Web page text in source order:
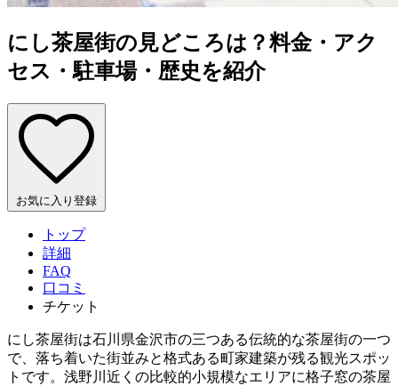
にし茶屋街の見どころは？料金・アク
セス・駐車場・歴史を紹介
お気に入り登録
トップ
詳細
FAQ
口コミ
チケット
にし茶屋街は石川県金沢市の三つある伝統的な茶屋街の一つ
で、落ち着いた街並みと格式ある町家建築が残る観光スポッ
トです。浅野川近くの比較的小規模なエリアに格子窓の茶屋